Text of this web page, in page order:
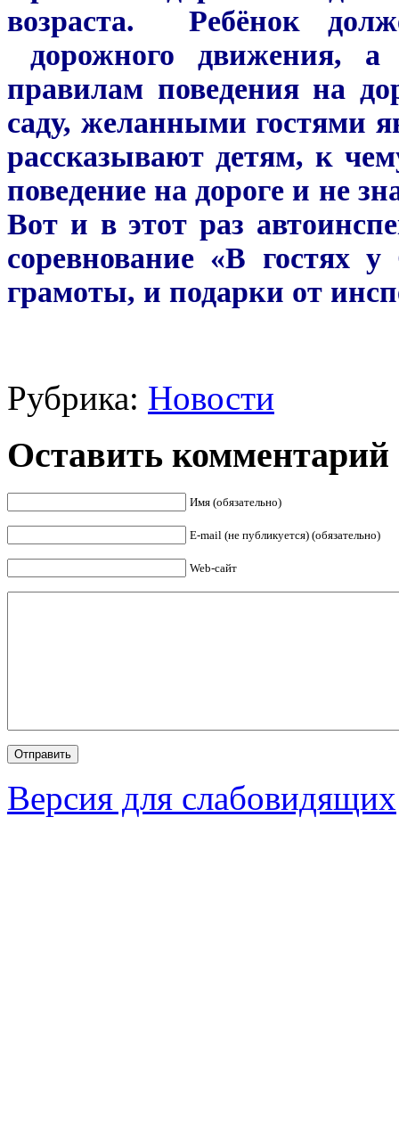
возраста. Ребёнок
дорожного движения,
правилам поведения на
саду, желанными гостями
рассказывают детям, к
поведение на дороге и не
Вот и в этот раз
соревнование «В гостях
грамоты, и подарки от
Рубрика: Новости
Оставить комментарий
Имя (обязательно)
E-mail (не публикуется) (обязательно)
Web-сайт
Версия для слабовидящих